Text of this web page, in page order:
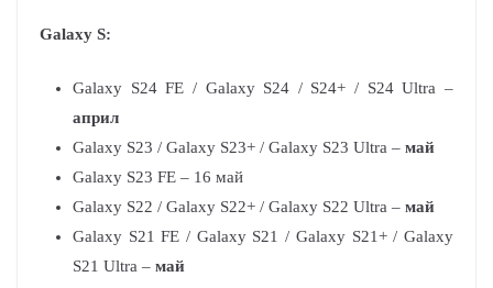
Galaxy S:
Galaxy S24 FE / Galaxy S24 / S24+ / S24 Ultra –
април
Galaxy S23 / Galaxy S23+ / Galaxy S23 Ultra – май
Galaxy S23 FE – 16 май
Galaxy S22 / Galaxy S22+ / Galaxy S22 Ultra – май
Galaxy S21 FE / Galaxy S21 / Galaxy S21+ / Galaxy
S21 Ultra – май